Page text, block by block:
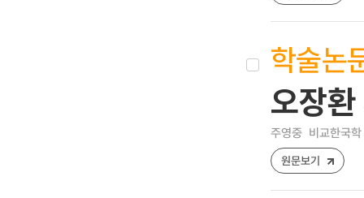
학술논
오장환
주영중 비교한국
원문보기